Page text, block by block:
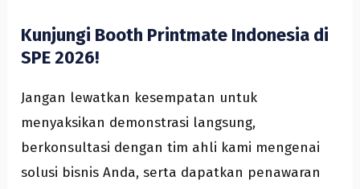
Kunjungi Booth Printmate Indonesia di
SPE 2026!
Jangan lewatkan kesempatan untuk
menyaksikan demonstrasi langsung,
berkonsultasi dengan tim ahli kami mengenai
solusi bisnis Anda, serta dapatkan penawaran